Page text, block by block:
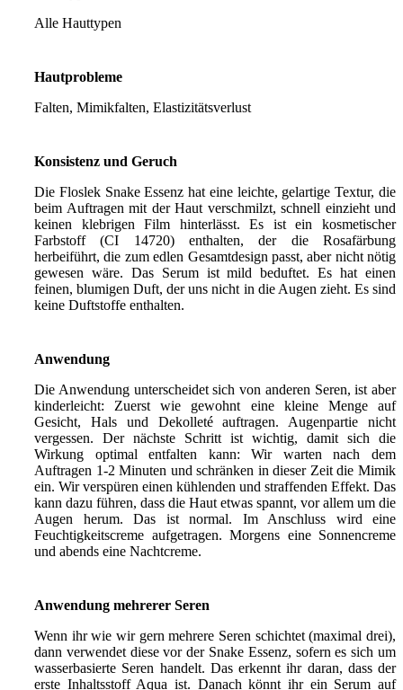
Alle Hauttypen
Hautprobleme
Falten, Mimikfalten, Elastizitätsverlust
Konsistenz und Geruch
Die Floslek Snake Essenz hat eine leichte, gelartige Textur, die
beim Auftragen mit der Haut verschmilzt, schnell einzieht und
keinen klebrigen Film hinterlässt. Es ist ein kosmetischer
Farbstoff (CI 14720) enthalten, der die Rosafärbung
herbeiführt, die zum edlen Gesamtdesign passt, aber nicht nötig
gewesen wäre. Das Serum ist mild beduftet. Es hat einen
feinen, blumigen Duft, der uns nicht in die Augen zieht. Es sind
keine Duftstoffe enthalten.
Anwendung
Die Anwendung unterscheidet sich von anderen Seren, ist aber
kinderleicht: Zuerst wie gewohnt eine kleine Menge auf
Gesicht, Hals und Dekolleté auftragen. Augenpartie nicht
vergessen. Der nächste Schritt ist wichtig, damit sich die
Wirkung optimal entfalten kann: Wir warten nach dem
Auftragen 1-2 Minuten und schränken in dieser Zeit die Mimik
ein. Wir verspüren einen kühlenden und straffenden Effekt. Das
kann dazu führen, dass die Haut etwas spannt, vor allem um die
Augen herum. Das ist normal. Im Anschluss wird eine
Feuchtigkeitscreme aufgetragen. Morgens eine Sonnencreme
und abends eine Nachtcreme.
Anwendung mehrerer Seren
Wenn ihr wie wir gern mehrere Seren schichtet (maximal drei),
dann verwendet diese vor der Snake Essenz, sofern es sich um
wasserbasierte Seren handelt. Das erkennt ihr daran, dass der
erste Inhaltsstoff Aqua ist. Danach könnt ihr ein Serum auf